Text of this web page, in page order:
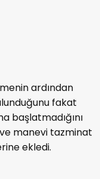
ardından
fakat
başlatmadığını
manevi tazminat
ekledi.